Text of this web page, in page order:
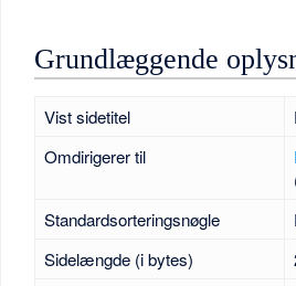
Grundlæggende
Vist sidetitel
Omdirigerer til
Standardsorteringsnøgle
Sidelængde (i bytes)